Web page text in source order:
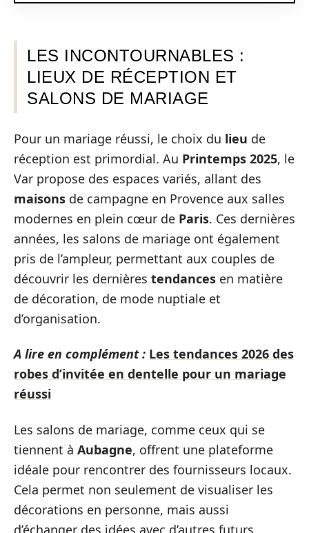
LES INCONTOURNABLES :
LIEUX DE RÉCEPTION ET
SALONS DE MARIAGE
Pour un mariage réussi, le choix du lieu de
réception est primordial. Au Printemps 2025, le
Var propose des espaces variés, allant des
maisons de campagne en Provence aux salles
modernes en plein cœur de Paris. Ces dernières
années, les salons de mariage ont également
pris de l’ampleur, permettant aux couples de
découvrir les dernières tendances en matière
de décoration, de mode nuptiale et
d’organisation.
A lire en complément : Les tendances 2026 des
robes d’invitée en dentelle pour un mariage
réussi
Les salons de mariage, comme ceux qui se
tiennent à Aubagne, offrent une plateforme
idéale pour rencontrer des fournisseurs locaux.
Cela permet non seulement de visualiser les
décorations en personne, mais aussi
d’échanger des idées avec d’autres futurs